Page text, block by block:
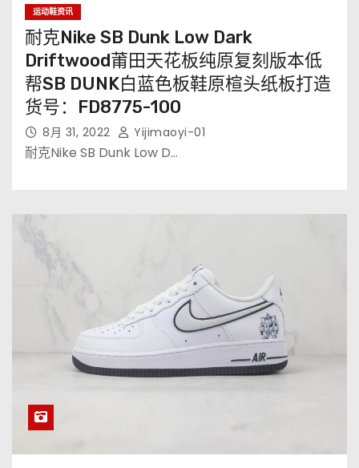
运动鞋资讯
耐克Nike SB Dunk Low Dark
Driftwood莆田天花板纯原复刻版本低
帮SB DUNK白蓝色板鞋原楦头纸板打造
货号：FD8775-100
8月 31, 2022 Yijimaoyi-01
耐克Nike SB Dunk Low D…